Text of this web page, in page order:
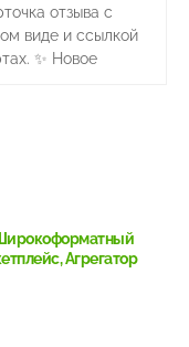
отзыва с
виде и ссылкой
✨ Новое
Агрегатор